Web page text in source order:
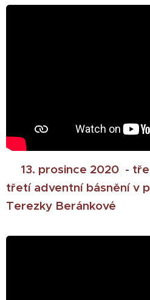
13. prosince 2020 -
třetí adventní básnění v
Terezky Beránkové